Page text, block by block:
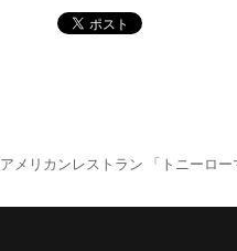
アメリカンレストラン 「トニーロ